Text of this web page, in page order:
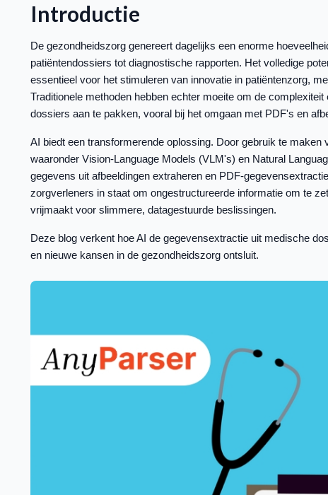
Introductie
De gezondheidszorg genereert dagelijks een enorme
patiëntendossiers tot diagnostische rapporten. Het volledige
essentieel voor het stimuleren van innovatie in patiëntenzorg,
Traditionele methoden hebben echter moeite om de
dossiers aan te pakken, vooral bij het omgaan met PDF's en
AI biedt een transformerende oplossing. Door gebruik te maken
waaronder Vision-Language Models (VLM's) en Natural
gegevens uit afbeeldingen extraheren en PDF-
zorgverleners in staat om ongestructureerde informatie om te
vrijmaakt voor slimmere, datagestuurde beslissingen.
Deze blog verkent hoe AI de gegevensextractie uit medische
en nieuwe kansen in de gezondheidszorg ontsluit.